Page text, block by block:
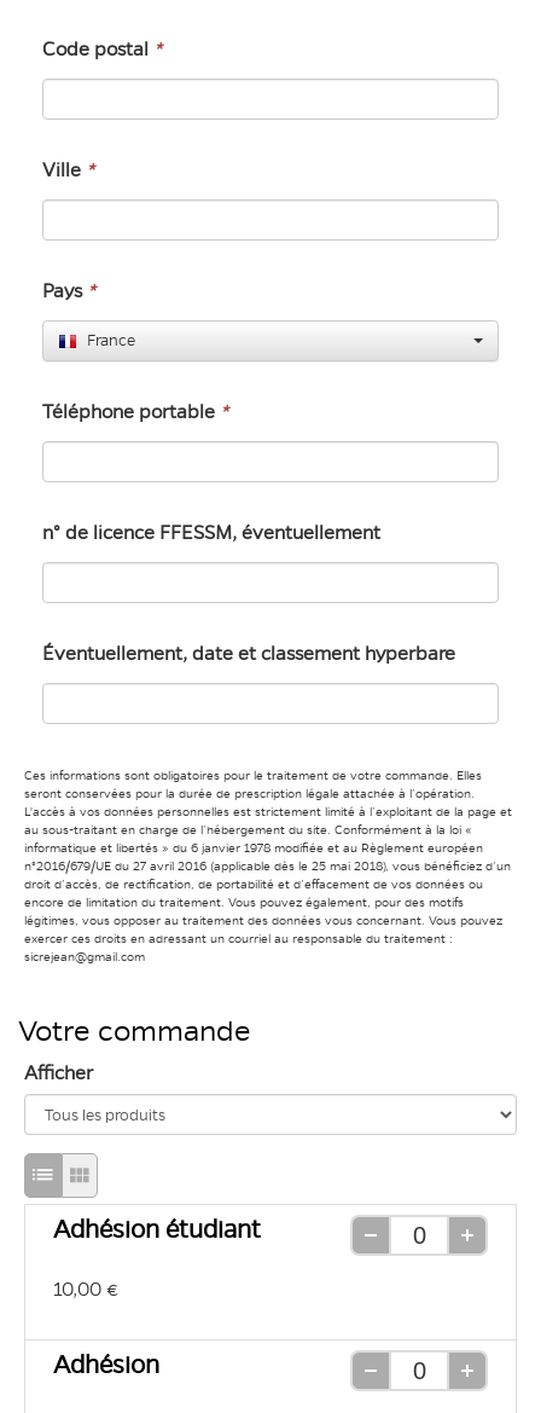
Code postal *
Ville *
Pays *
France
Téléphone portable *
n° de licence FFESSM, éventuellement
Éventuellement, date et classement hyperbare
Ces informations sont obligatoires pour le traitement de votre commande. Elles
seront conservées pour la durée de prescription légale attachée à l’opération.
L'accès à vos données personnelles est strictement limité à l’exploitant de la page et
au sous-traitant en charge de l’hébergement du site. Conformément à la loi «
informatique et libertés » du 6 janvier 1978 modifiée et au Règlement européen
n°2016/679/UE du 27 avril 2016 (applicable dès le 25 mai 2018), vous bénéficiez d’un
droit d’accès, de rectification, de portabilité et d’effacement de vos données ou
encore de limitation du traitement. Vous pouvez également, pour des motifs
légitimes, vous opposer au traitement des données vous concernant. Vous pouvez
exercer ces droits en adressant un courriel au responsable du traitement :
sicrejean@gmail.com
Votre commande
Afficher
Passage
en
d'affichage
Passage
en
d'affichage
Adhésion étudiant
10,00 €
Retirer
Ajouter
Adhésion
Retirer
Ajouter